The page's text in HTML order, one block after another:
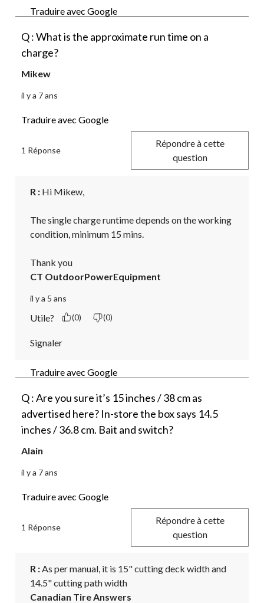
Traduire avec Google
Q : What is the approximate run time on a
charge?
Mikew
il y a 7 ans
Traduire avec Google
1 Réponse
Répondre à cette
question
R : Hi Mikew,
The single charge runtime depends on the working
condition, minimum 15 mins.
Thank you
CT OutdoorPowerEquipment
il y a 5 ans
Utile? (0) (0)
Signaler
Traduire avec Google
Q : Are you sure it’s 15 inches / 38 cm as
advertised here? In-store the box says 14.5
inches / 36.8 cm. Bait and switch?
Alain
il y a 7 ans
Traduire avec Google
1 Réponse
Répondre à cette
question
R : As per manual, it is 15" cutting deck width and
14.5" cutting path width
Canadian Tire Answers